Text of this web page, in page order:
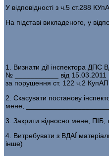
У відповідності з ч.5 ст.288
На підставі викладеного, у
1. Визнати дії інспектора
№ ___________ від 15.03.2011
за порушення ст. 122 ч.2
2. Скасувати постанову
мене,
3. Закрити відносно мене, ПІБ,
4. Витребувати з ВДАЇ
інше)